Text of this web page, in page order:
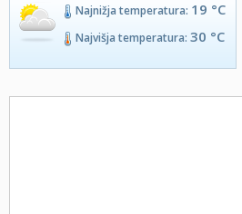
Najnižja temperatura: 19 °C
Najvišja temperatura: 30 °C